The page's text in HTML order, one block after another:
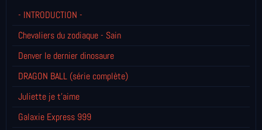
- INTRODUCTION -
Chevaliers du zodiaque - Sain
Denver le dernier dinosaure
DRAGON BALL (série complète)
Juliette je t’aime
Galaxie Express 999